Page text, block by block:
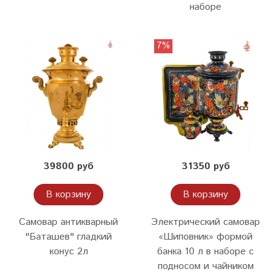
наборе
39800 руб
В корзину
Самовар антикварный
"Баташев" гладкий
конус 2л
7%
31350 руб
В корзину
Электрический самовар
«Шиповник» формой
банка 10 л в наборе с
подносом и чайником